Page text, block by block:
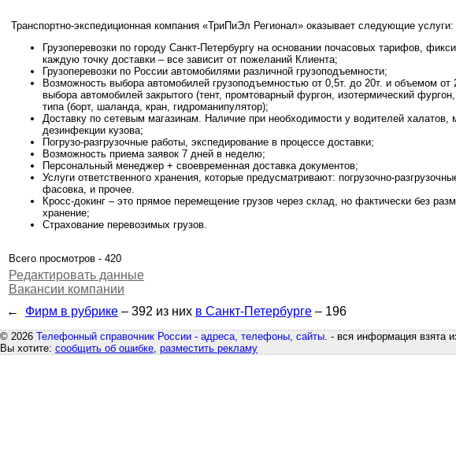
Транспортно-экспедиционная компания «ТриПиЭл Регионал» оказывает следующие услуги:
Грузоперевозки по городу Санкт-Петербургу на основании почасовых тарифов,
каждую точку доставки – все зависит от пожеланий Клиента;
Грузоперевозки по России автомобилями различной грузоподъемности;
Возможность выбора автомобилей грузоподъемностью от 0,5т. до 20т. и объемом
выбора автомобилей закрытого (тент, промтоварный фургон, изотермический
типа (борт, шаланда, кран, гидроманипулятор);
Доставку по сетевым магазинам. Наличие при необходимости у водителей халатов,
дезинфекции кузова;
Погрузо-разгрузочные работы, экспедирование в процессе доставки;
Возможность приема заявок 7 дней в неделю;
Персональный менеджер + своевременная доставка документов;
Услуги ответственного хранения, которые предусматривают: погрузочно-
фасовка, и прочее.
Кросс-докинг – это прямое перемещение грузов через склад, но фактически без
хранение;
Страхование перевозимых грузов.
Всего просмотров - 420
Редактировать данные
Вакансии компании
← Фирм в рубрике – 392 из них в Санкт-Петербурге – 196
© 2026 Телефонный справочник России - адреса, телефоны, сайты. - вся информация взята
Вы хотите: сообщить об ошибке, разместить рекламу